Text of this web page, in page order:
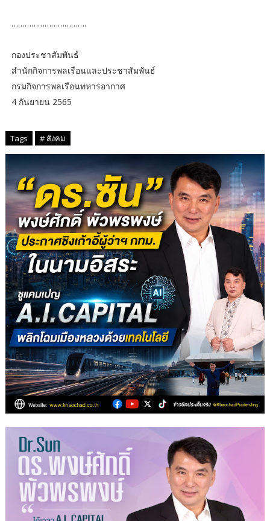
…………………………….
กองประชาสัมพันธ์
สำนักกิจการพลเรือนและประชาสัมพันธ์
กรมกิจการพลเรือนทหารอากาศ
4 กันยายน 2565
Tags # สังคม